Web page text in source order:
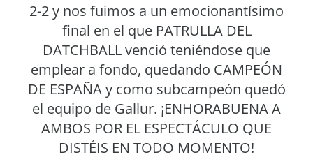
2-2 y nos fuimos a un emocionantísimo
final en el que PATRULLA DEL
DATCHBALL venció teniéndose que
emplear a fondo, quedando CAMPEÓN
DE ESPAÑA y como subcampeón quedó
el equipo de Gallur. ¡ENHORABUENA A
AMBOS POR EL ESPECTÁCULO QUE
DISTÉIS EN TODO MOMENTO!